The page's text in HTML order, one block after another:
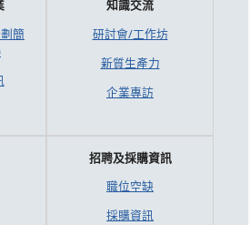
簡
知識交流
研討會/工作坊
新質生產力
企業專訪
招聘及採購資訊
職位空缺
採購資訊